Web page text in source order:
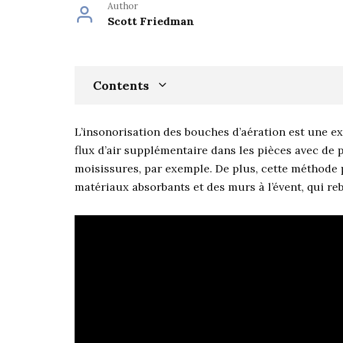
Author
Scott Friedman
Contents
L’insonorisation des bouches d’aération est
flux d’air supplémentaire dans les pièces avec
moisissures, par exemple. De plus, cette
matériaux absorbants et des murs à l’évent, qui